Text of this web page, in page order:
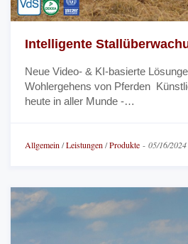
Intelligente
Neue Video- & KI-basierte
Wohlergehens von Pferden
heute in aller Munde -…
Allgemein /Leistungen /Produkte - 05/16/2024